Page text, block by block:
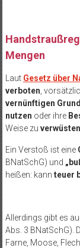
Mengen
Laut Gesetz über
verboten ,
vernünftigen Grund
nutzen oder ihre
Weise zu verwüsten
Ein Verstoß ist eine
BNatSchG) und
heißen: kann teuer
Allerdings gibt es
Abs. 3 BNatSchG).
Farne, Moose,